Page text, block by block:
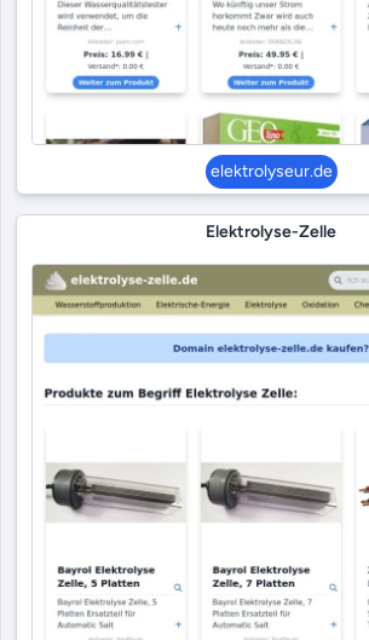
elektrolyseur.de
Elektrolyse-Zelle